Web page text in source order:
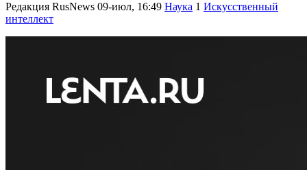
Редакция RusNews 09-июл, 16:49 Наука 1 Искусственный
интеллект